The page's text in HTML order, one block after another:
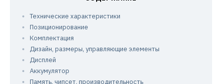
Технические характеристики
Позиционирование
Комплектация
Дизайн, размеры, управляющие элементы
Дисплей
Аккумулятор
Память, чипсет, производительность